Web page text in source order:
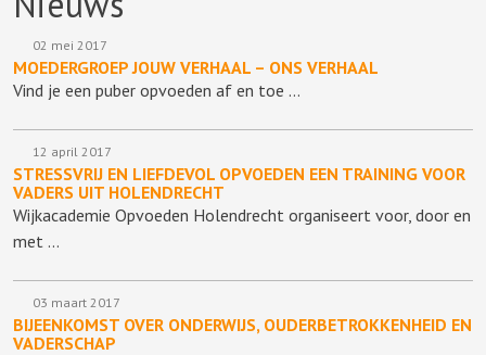
02 mei 2017
MOEDERGROEP JOUW VERHAAL – ONS VERHAAL
Vind je een puber opvoeden af en toe …
12 april 2017
STRESSVRIJ EN LIEFDEVOL OPVOEDEN EEN TRAINING VOOR
VADERS UIT HOLENDRECHT
Wijkacademie Opvoeden Holendrecht organiseert voor, door en
met …
03 maart 2017
BIJEENKOMST OVER ONDERWIJS, OUDERBETROKKENHEID EN
VADERSCHAP